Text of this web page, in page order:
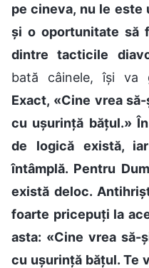
pe cineva, nu le este
și o oportunitate să
dintre tacticile
bată câinele, își va
Exact, «Cine vrea
cu ușurință bățul.»
de logică există,
întâmplă. Pentru
există deloc.
foarte pricepuți la
asta: «Cine vrea să-
cu ușurință bățul. Te